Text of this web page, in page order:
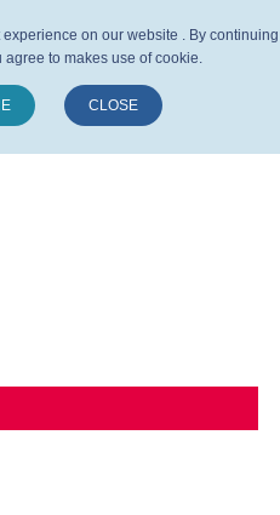
on our website . By continuing
agree to makes use of cookie.
CLOSE